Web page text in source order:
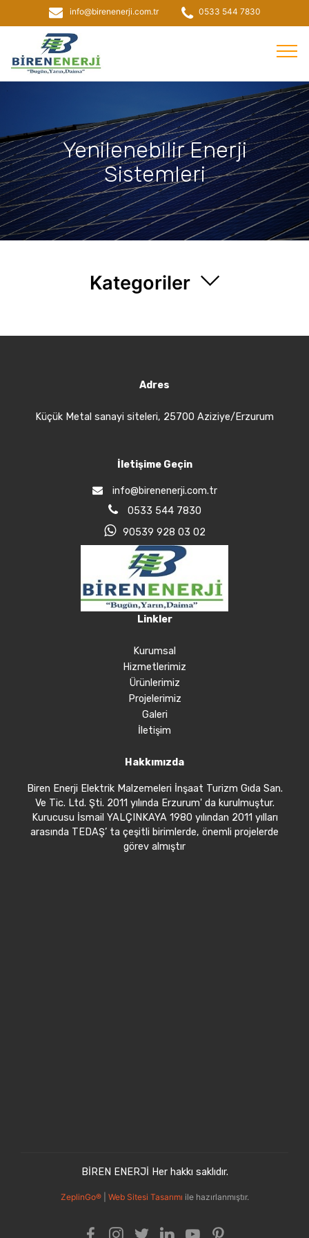
info@birenenerji.com.tr 0533 544 7830
Yenilenebilir Enerji
Sistemleri
Kategoriler
Adres
Küçük Metal sanayi siteleri, 25700 Aziziye/Erzurum
İletişime Geçin
info@birenenerji.com.tr
0533 544 7830
90539 928 03 02
Linkler
Kurumsal
Hizmetlerimiz
Ürünlerimiz
Projelerimiz
Galeri
İletişim
Hakkımızda
Biren Enerji Elektrik Malzemeleri İnşaat Turizm Gıda San.
Ve Tic. Ltd. Şti. 2011 yılında Erzurum' da kurulmuştur.
Kurucusu İsmail YALÇINKAYA 1980 yılından 2011 yılları
arasında TEDAŞ’ ta çeşitli birimlerde, önemli projelerde
görev almıştır
BİREN ENERJİ Her hakkı saklıdır.
ZeplinGo® Web Sitesi Tasarımı ile hazırlanmıştır.